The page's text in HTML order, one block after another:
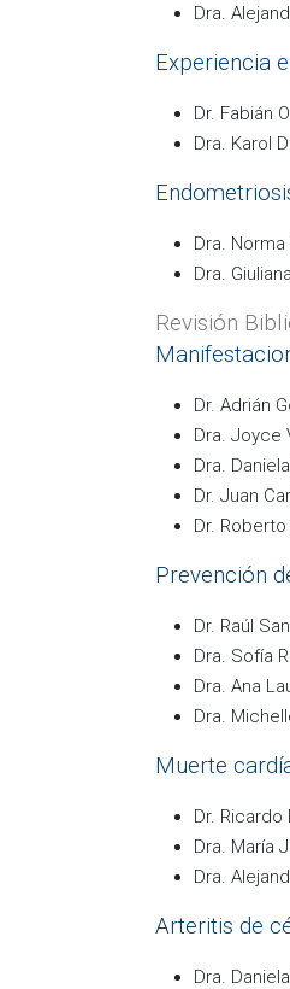
Dra.
Experiencia
Dr. Fabián
Dra. Karol
Dra.
Dra.
Revisión
Dr. Adrián
Dra. Joyce
Dra.
Dr. Juan
Dr.
Prevención
Dr. Raúl
Dra. Sofía
Dra. Ana
Dra.
Muerte
Dr. Ricardo
Dra. María
Dra.
Arteritis de
Dra.